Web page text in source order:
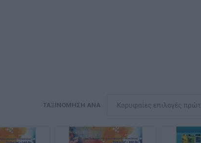
ΤΑΞΙΝΌΜΗΣΗ ΑΝΆ